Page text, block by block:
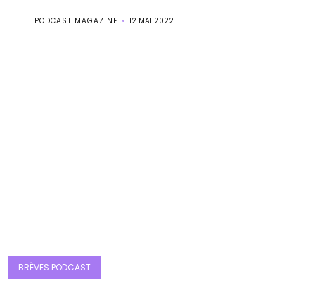
PODCAST MAGAZINE 12 MAI 2022
BRÈVES PODCAST